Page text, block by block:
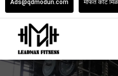
Ads@qdmodun.com मोफत कोट